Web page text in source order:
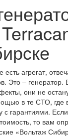
агрегат,
Это – генератор.
они не
в те СТО, где
с гарантиями.
то вам
«Вольтаж